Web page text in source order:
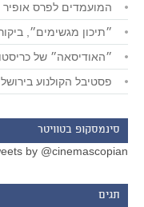
המועמדים לפרס אופיר 2026: ״עצמאות״ מוביל
״תיכון מגשימים״,
״האודיסאה״ של
פסטיבל הקולנוע בירושלים 2026: שמונה או תשע
סינמסקופ בטוויטר
by @cinemascopian
תגים